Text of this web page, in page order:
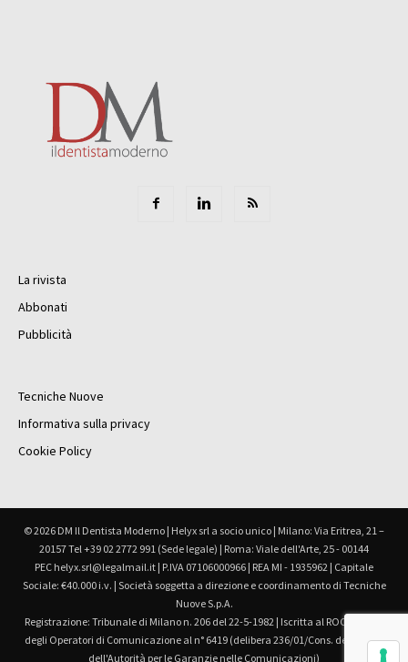
La rivista
Abbonati
Pubblicità
Tecniche Nuove
Informativa sulla privacy
Cookie Policy
© 2026 DM Il Dentista Moderno | Helyx srl a socio unico | Milano: Via Eritrea, 21 –
20157 Tel +39 02 2772 991 (Sede legale) | Roma: Viale dell'Arte, 25 - 00144
PEC helyx.srl@legalmail.it | P.IVA 07106000966 | REA MI - 1935962 | Capitale
Sociale: €40.000 i.v. | Società soggetta a direzione e coordinamento di Tecniche
Nuove S.p.A.
Registrazione: Tribunale di Milano n. 206 del 22-5-1982 | Iscritta al ROC Registro
degli Operatori di Comunicazione al n° 6419 (delibera 236/01/Cons. del 30.6.01
dell'Autorità per le Garanzie nelle Comunicazioni)